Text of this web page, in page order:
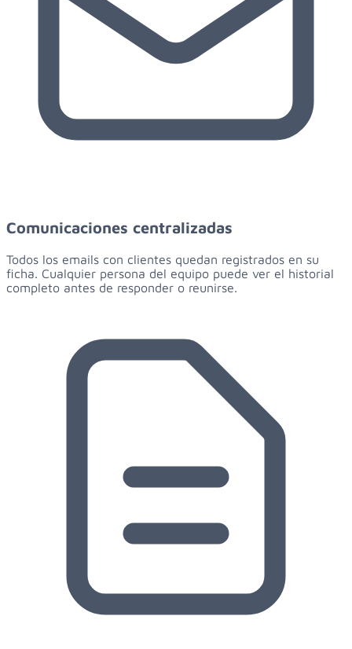
Comunicaciones centralizadas
Todos los emails con clientes quedan registrados en su
ficha. Cualquier persona del equipo puede ver el historial
completo antes de responder o reunirse.